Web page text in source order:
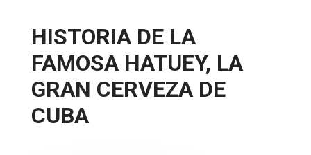
HISTORIA DE LA
FAMOSA HATUEY, LA
GRAN CERVEZA DE
CUBA